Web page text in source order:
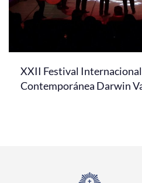
XXII Festival
Contemporánea Darwin